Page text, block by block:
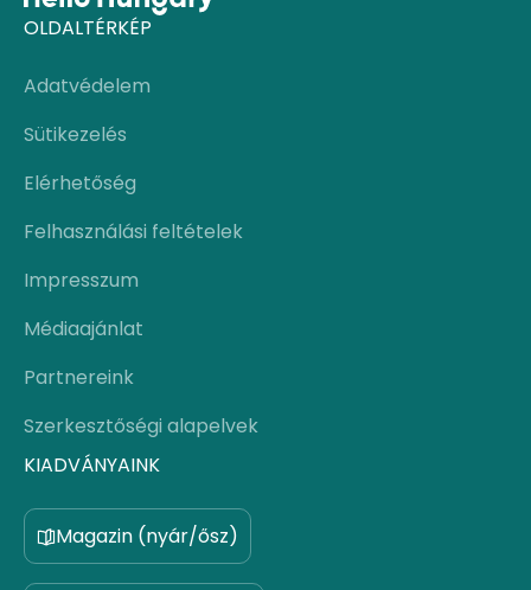
OLDALTÉRKÉP
Adatvédelem
Sütikezelés
Elérhetőség
Felhasználási feltételek
Impresszum
Médiaajánlat
Partnereink
Szerkesztőségi alapelvek
KIADVÁNYAINK
Magazin (nyár/ősz)